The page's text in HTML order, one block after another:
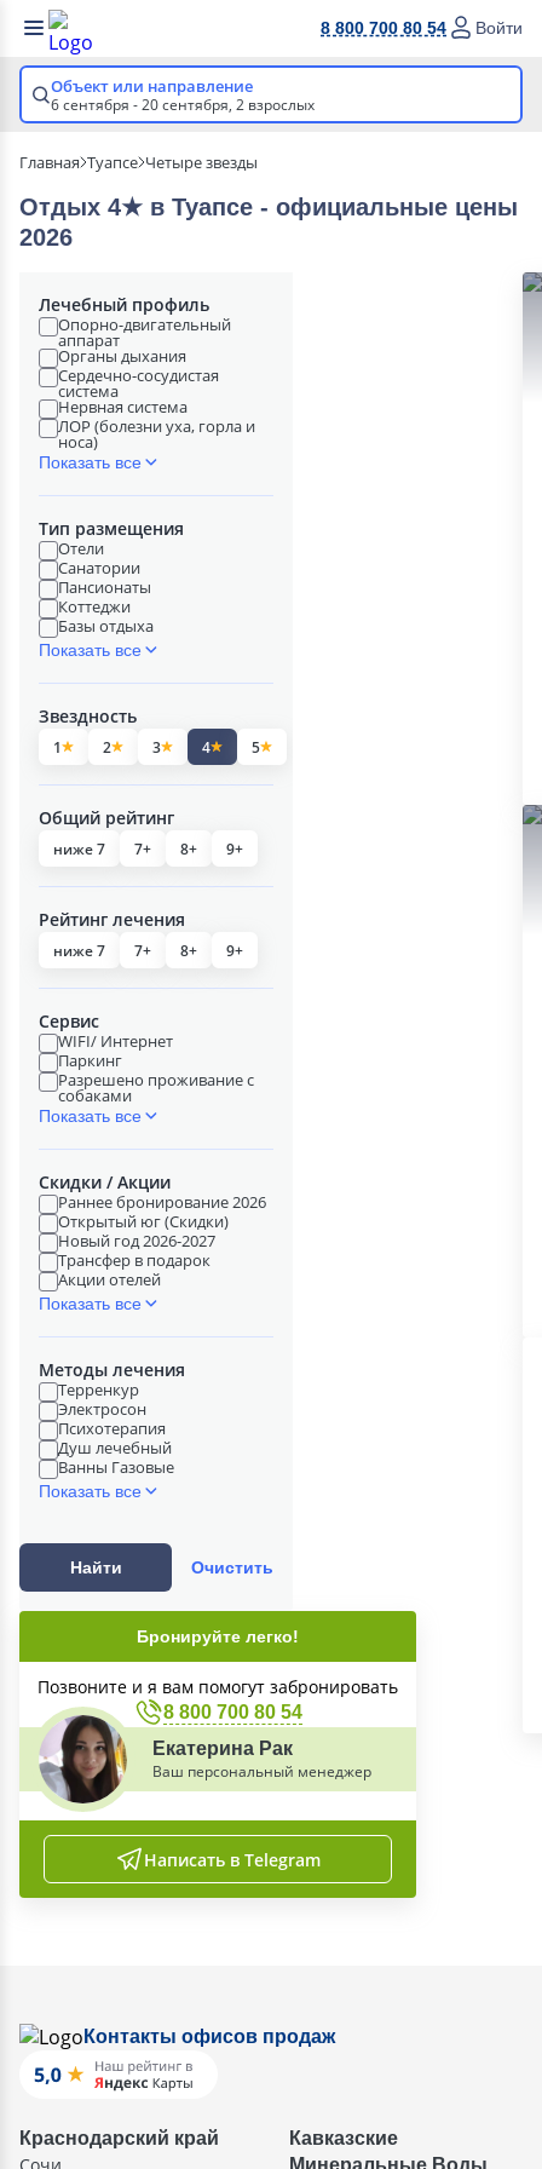
8 800 700 80 54 Войти
Объект или направление
6 сентября - 20 сентября, 2 взрослых
Главная Туапсе Четыре звезды
Отдых 4★ в Туапсе - официальные цены
2026
Лечебный профиль
Опорно-двигательный
аппарат
Органы дыхания
Сердечно-сосудистая
система
Нервная система
ЛОР (болезни уха, горла и
носа)
Показать все
Тип размещения
Отели
Санатории
Пансионаты
Коттеджи
Базы отдыха
Показать все
Звездность
1 2 3 4 5
Общий рейтинг
ниже 7 7+ 8+ 9+
Рейтинг лечения
ниже 7 7+ 8+ 9+
Сервис
WIFI/ Интернет
Паркинг
Разрешено проживание с
собаками
Показать все
Скидки / Акции
Раннее бронирование 2026
Открытый юг (Скидки)
Новый год 2026-2027
Трансфер в подарок
Акции отелей
Показать все
Методы лечения
Терренкур
Электросон
Психотерапия
Душ лечебный
Ванны Газовые
Показать все
Найти Очистить
Бронируйте легко!
Позвоните и я вам помогут забронировать
8 800 700 80 54
Екатерина Рак
Ваш персональный менеджер
Написать в Telegram
Контакты офисов продаж
Краснодарский край
Кавказские
Минеральные Воды